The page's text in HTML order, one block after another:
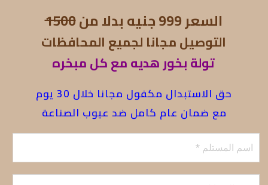
السعر 999 جنيه بدلا من 1500
التوصيل مجانا لجميع المحافظات
تولة بخور هديه مع كل مبخره
حق الاستبدال مكفول مجانا خلال 30 يوم
مع ضمان عام كامل ضد عيوب الصناعة